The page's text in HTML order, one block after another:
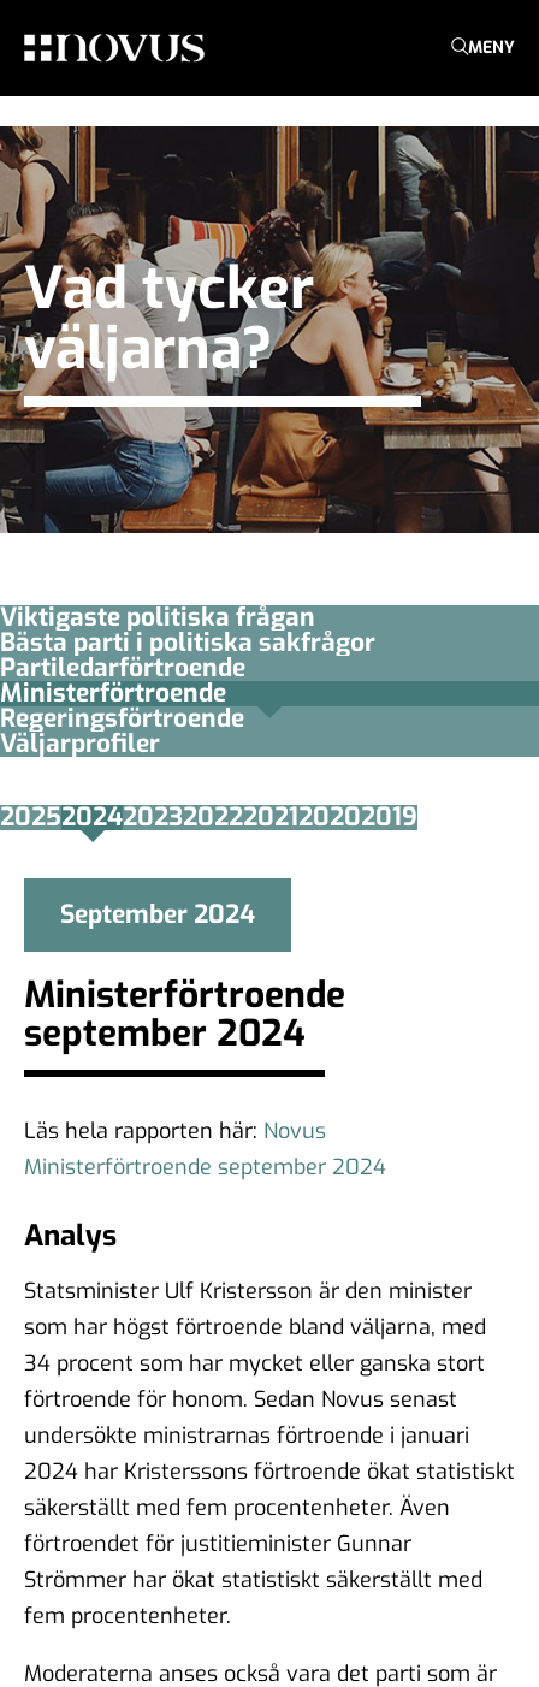
MENY
Vad tycker
väljarna?
Viktigaste politiska frågan
Bästa parti i politiska sakfrågor
Partiledar­förtroende
Minister­­förtroende
Regerings­förtroende
Väljarprofiler
2025202420232022202120202019
September 2024
Ministerförtroende
september 2024
Läs hela rapporten här: Novus
Ministerförtroende september 2024
Analys
Statsminister Ulf Kristersson är den minister
som har högst förtroende bland väljarna, med
34 procent som har mycket eller ganska stort
förtroende för honom. Sedan Novus senast
undersökte ministrarnas förtroende i januari
2024 har Kristerssons förtroende ökat statistiskt
säkerställt med fem procentenheter. Även
förtroendet för justitieminister Gunnar
Strömmer har ökat statistiskt säkerställt med
fem procentenheter.
Moderaterna anses också vara det parti som är